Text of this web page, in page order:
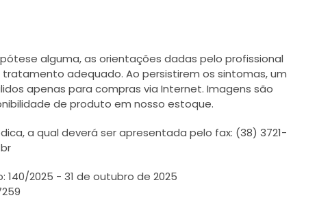
alguma, as orientações dadas pelo profissional
adequado. Ao persistirem os sintomas, um
apenas para compras via Internet. Imagens são
de produto em nosso estoque.
a qual deverá ser apresentada pelo fax: (38) 3721-
140/2025 - 31 de outubro de 2025